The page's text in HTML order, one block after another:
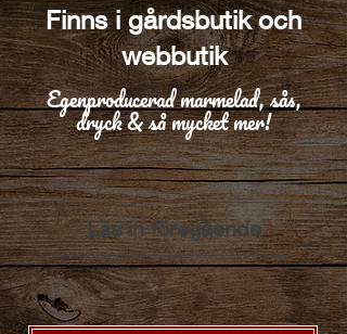
Finns i gårdsbutik och
webbutik
Egenproducerad marmelad, sås,
dryck & så mycket mer!
Läs in föregående